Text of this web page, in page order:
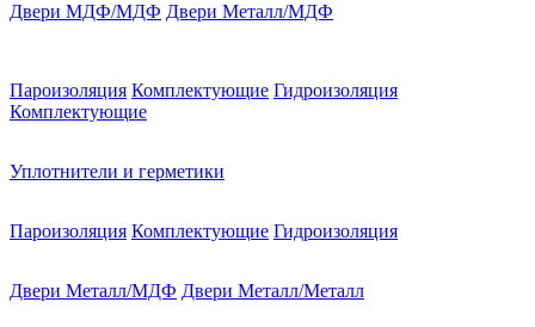
Двери МДФ/МДФ Двери Металл/МДФ
Пароизоляция Комплектующие Гидроизоляция
Комплектующие
Уплотнители и герметики
Пароизоляция Комплектующие Гидроизоляция
Двери Металл/МДФ Двери Металл/Металл